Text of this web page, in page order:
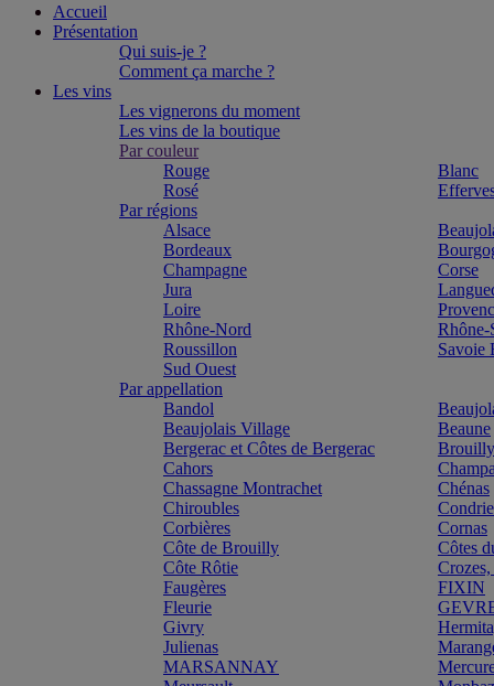
Accueil
Présentation
Qui suis-je ?
Comment ça marche ?
Les vins
Les vignerons du moment
Les vins de la boutique
Par couleur
Rouge
Blanc
Rosé
Par régions
Alsace
Bordeaux
Champagne
Corse
Jura
Loire
Rhône-Nord
Rhône-
Roussillon
Savoie
Sud Ouest
Par appellation
Bandol
Beaujolais Village
Beaune
Bergerac et Côtes de Bergerac
Brouilly
Cahors
Chassagne Montrachet
Chénas
Chiroubles
Corbières
Cornas
Côte de Brouilly
Côtes
Côte Rôtie
Faugères
FIXIN
Fleurie
Givry
Julienas
MARSANNAY